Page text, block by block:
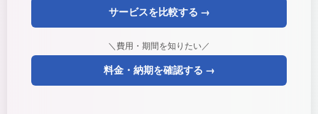
サービスを比較する →
＼費用・期間を知りたい／
料金・納期を確認する →